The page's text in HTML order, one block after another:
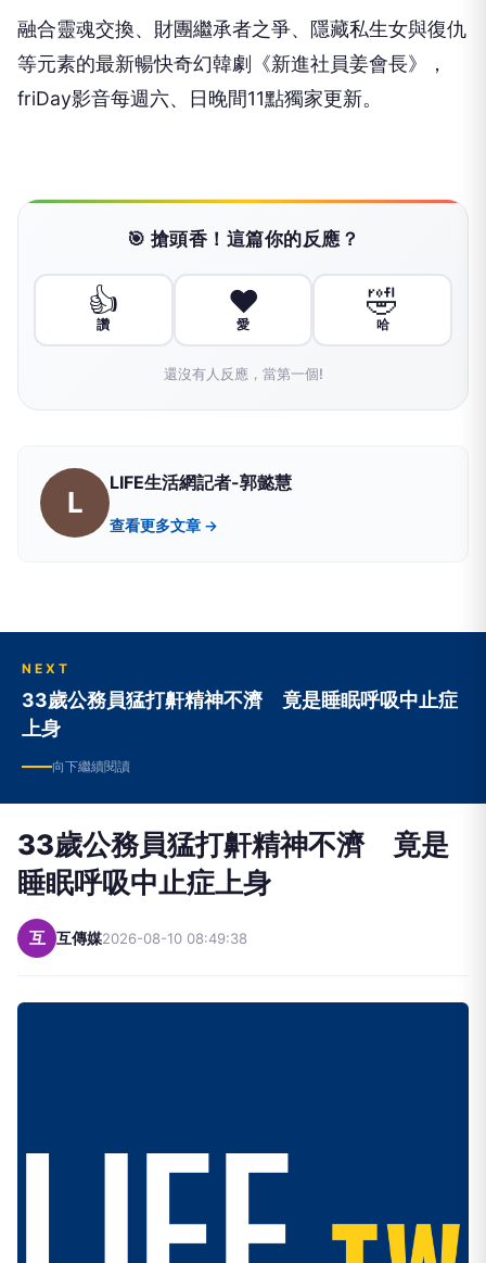
融合靈魂交換、財團繼承者之爭、 隱藏私生女與復仇
等元素的最新暢快奇幻韓劇《新進社員姜會長》，
friDay影音每週六、日晚間11點獨家更新。
🎯 搶頭香！這篇你的反應？
👍
讚
❤️
愛
🤣
哈
還沒有人反應，當第一個!
L
LIFE生活網記者-郭懿慧
查看更多文章 →
NEXT
33歲公務員猛打鼾精神不濟 竟是睡眠呼吸中止症
上身
向下繼續閱讀
33歲公務員猛打鼾精神不濟 竟是
睡眠呼吸中止症上身
互 互傳媒2026-08-10 08:49:38